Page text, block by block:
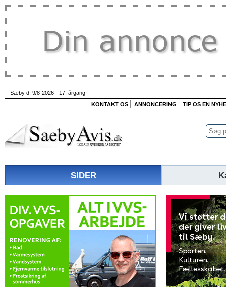
Sæby d. 9/8-2026 - 17. årgang
KONTAKT OS
ANNONCERING TIP OS EN
SIDER